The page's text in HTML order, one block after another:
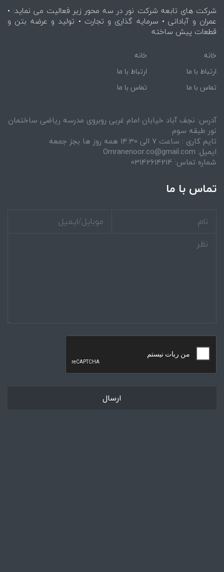
شرکت های تابعه شرکت نور در سه محور زیر فعالیت می نماید: •
عمران و آبادانی • سرمایه گذاری و تجارت • تولید و عرضه بتن و
قطعات پیش ساخته
خانه
ارتباط با ما
تماس با ما
خانه
ارتباط با ما
تماس با ما
آدرس: نجف آباد خیابان امام غربی روبروی مدرسه ریاضی ساختمان
نور طبقه سوم
تایم کاری : ساعت 7 الی 14:30 همه روز ها بجز جمعه
ایمیل: Omranenoor.co@gmail.com
شماره تماس: 03142614214
تماس با ما
ارسال